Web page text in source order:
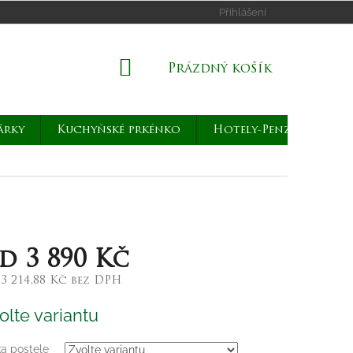
Přihlášení
NÁKUPNÍ
Prázdný košík
Kuchyňské prkénko Hotely-Penziony
3 890 Kč
3 214,88 Kč bez DPH
variantu
postele